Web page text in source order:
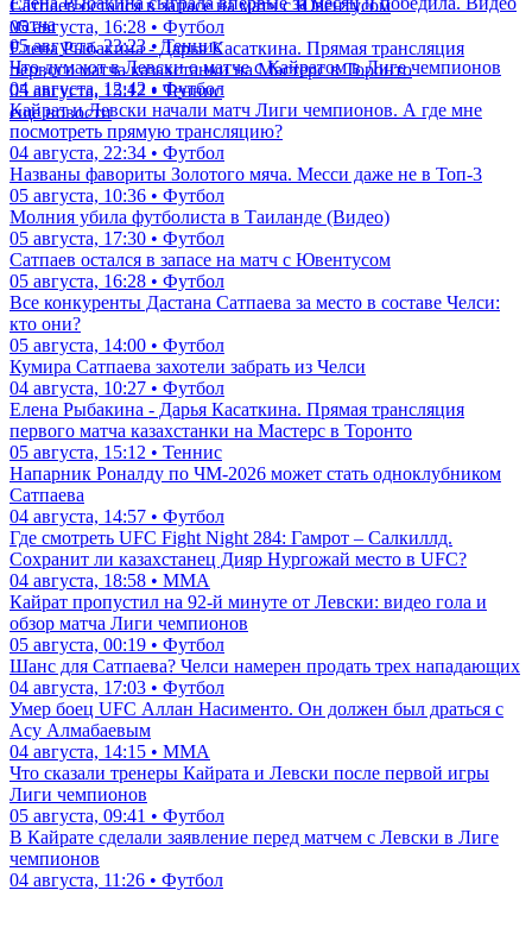
Сатпаев остался в запасе на матч с Ювентусом
05 августа, 16:28 • Футбол
Елена Рыбакина - Дарья Касаткина. Прямая трансляция
первого матча казахстанки на Мастерс в Торонто
05 августа, 15:12 • Теннис
еще новости
матча
05 августа, 23:23 • Теннис
Что думают в Левски о матче с Кайратом в Лиге чемпионов
04 августа, 12:42 • Футбол
Кайрат и Левски начали матч Лиги чемпионов. А где мне
посмотреть прямую трансляцию?
04 августа, 22:34 • Футбол
Названы фавориты Золотого мяча. Месси даже не в Топ-3
05 августа, 10:36 • Футбол
Молния убила футболиста в Таиланде (Видео)
05 августа, 17:30 • Футбол
Сатпаев остался в запасе на матч с Ювентусом
05 августа, 16:28 • Футбол
Все конкуренты Дастана Сатпаева за место в составе Челси:
кто они?
05 августа, 14:00 • Футбол
Кумира Сатпаева захотели забрать из Челси
04 августа, 10:27 • Футбол
Елена Рыбакина - Дарья Касаткина. Прямая трансляция
первого матча казахстанки на Мастерс в Торонто
05 августа, 15:12 • Теннис
Напарник Роналду по ЧМ-2026 может стать одноклубником
Сатпаева
04 августа, 14:57 • Футбол
Где смотреть UFC Fight Night 284: Гамрот – Салкиллд.
Сохранит ли казахстанец Дияр Нургожай место в UFC?
04 августа, 18:58 • ММА
Кайрат пропустил на 92-й минуте от Левски: видео гола и
обзор матча Лиги чемпионов
05 августа, 00:19 • Футбол
Шанс для Сатпаева? Челси намерен продать трех нападающих
04 августа, 17:03 • Футбол
Умер боец UFC Аллан Насименто. Он должен был драться с
Асу Алмабаевым
04 августа, 14:15 • ММА
Что сказали тренеры Кайрата и Левски после первой игры
Лиги чемпионов
05 августа, 09:41 • Футбол
В Кайрате сделали заявление перед матчем с Левски в Лиге
чемпионов
04 августа, 11:26 • Футбол